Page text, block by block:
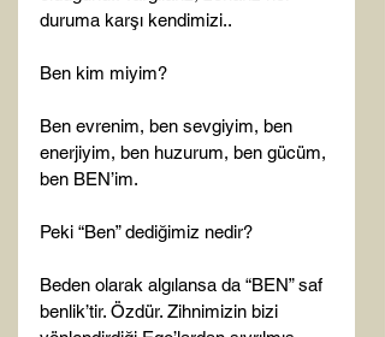
duruma karşı kendimizi..
Ben kim miyim?
Ben evrenim, ben sevgiyim, ben
enerjiyim, ben huzurum, ben gücüm,
ben BEN’im.
Peki “Ben” dediğimiz nedir?
Beden olarak algılansa da “BEN” saf
benlik’tir. Özdür. Zihnimizin bizi